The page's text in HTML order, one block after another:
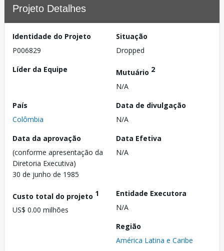
Projeto Detalhes
Identidade do Projeto
P006829
Situação
Dropped
Líder da Equipe
Mutuário 2
N/A
País
Colômbia
Data de divulgação
N/A
Data da aprovação
(conforme apresentação da
Diretoria Executiva)
30 de junho de 1985
Data Efetiva
N/A
Custo total do projeto 1
US$ 0.00 milhões
Entidade Executora
N/A
Região
América Latina e Caribe